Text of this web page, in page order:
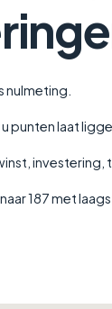
nulmeting.
punten laat
investering,
187 met